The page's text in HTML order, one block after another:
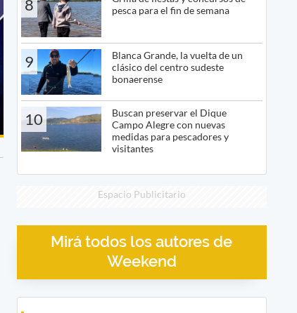
8
pesca para el fin de semana
9
Blanca Grande, la vuelta de un
clásico del centro sudeste
bonaerense
10
Buscan preservar el Dique
Campo Alegre con nuevas
medidas para pescadores y
visitantes
Espacio Publicitario
Mirá todos los autores de
Weekend